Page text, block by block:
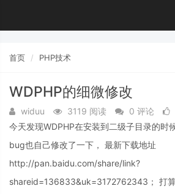
首页 PHP技术
WDPHP的细微修改
widuu 3119 阅读 0 评论
今天发现WDPHP在安装到二级子目录的时
bug也自己修改了一下， 最新下载地址
http://pan.baidu.com/share/link?
shareid=136833&uk=3172762343； 打